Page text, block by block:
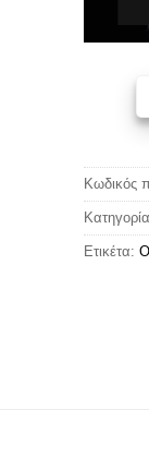
Κωδικός
Ετικέτα: